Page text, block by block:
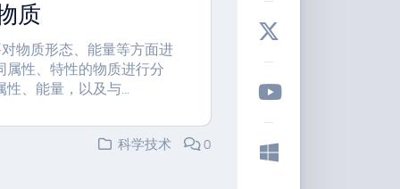
质
物质形态、能量等方面进
属性、特性的物质进行分
、能量，以及与...
科学技术
0